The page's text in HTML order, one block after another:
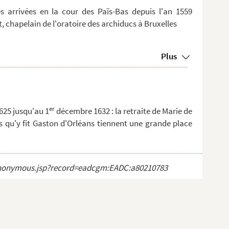
arrivées en la cour des Païs-Bas depuis l'an 1559
chapelain de l'oratoire des archiducs à Bruxelles
Plus
jusqu'au 1erdécembre 1632 : la retraite de Marie de
qu'y fit Gaston d'Orléans tiennent une grande place